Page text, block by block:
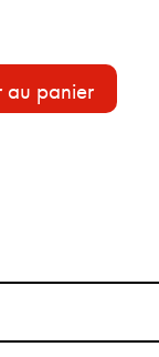
au panier